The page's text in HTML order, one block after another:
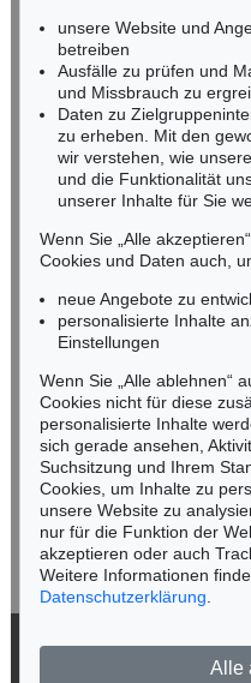
Miriam
Tel.: +49 (0)62
Fax: +49 (0)62
Nico
Mobil: +49
Keine Auktion
Wir
Jetzt zum
unsere Website und
betreiben
Ausfälle zu prüfen und
und Missbrauch zu
Daten zu
zu erheben. Mit den
wir verstehen, wie
und die Funktionalität
unserer Inhalte für Sie
Wenn Sie „Alle
Cookies und Daten auch,
neue Angebote zu
personalisierte Inhalte
Einstellungen
Wenn Sie „Alle ablehnen“
Cookies nicht für diese
personalisierte Inhalte
sich gerade ansehen,
Suchsitzung und Ihrem
Cookies, um Inhalte zu
unsere Website zu
nur für die Funktion der
akzeptieren oder auch
Weitere Informationen
Datenschutzerklärung
Alle